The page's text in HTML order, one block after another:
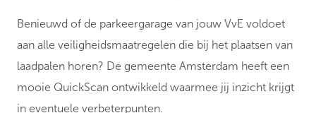
Benieuwd of de parkeergarage van jouw VvE voldoet
aan alle veiligheidsmaatregelen die bij het plaatsen van
laadpalen horen? De gemeente Amsterdam heeft een
mooie QuickScan ontwikkeld waarmee jij inzicht krijgt
in eventuele verbeterpunten.